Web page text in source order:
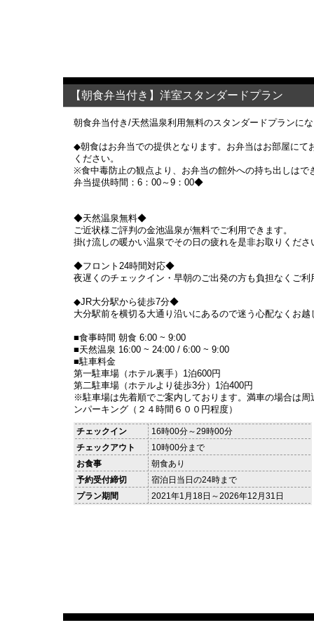
【朝食弁当付き】洋室スタンダードプラン
朝食弁当付き/天然温泉利用無料のスタンダードプランに
◆朝食はお弁当での提供となります。お弁当はお部屋にて
ください。
※食中毒防止の観点より、お弁当の館外への持ち出しはで
弁当提供時間：6：00～9：00◆
◆天然温泉無料◆
ご近状様ご評判の金池温泉が無料でご利用できます。
掛け流しの暖かい温泉でその日の疲れを是非お取りくださ
◆フロント24時間対応◆
夜遅くのチェックイン・早朝のご出発の方も負担なくご利
◆JR大分駅から徒歩7分◆
大分駅前を横切る大通り沿いにあるので迷う心配なくお越
■食事時間 朝食 6:00 ~ 9:00
■天然温泉 16:00 ~ 24:00 / 6:00 ~ 9:00
■駐車料金
第一駐車場（ホテル裏手）1泊600円
第二駐車場（ホテルより徒歩3分）1泊400円
※駐車場は先着順でご案内しております。満車の場合は周
ンパーキング（２４時間６００円程度）
チェックイン
16時00分～29時00分
チェックアウト
10時00分まで
お食事
朝食あり
予約受付締切
宿泊日当日の24時まで
プラン期間
2021年1月18日～2026年12月31日